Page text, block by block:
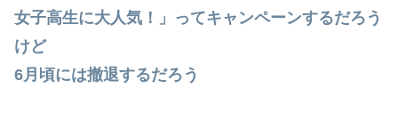
女子高生に大人気！」ってキャンペーンするだろう
けど
6月頃には撤退するだろう